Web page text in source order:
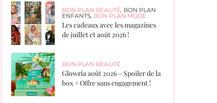
BON PLAN BEAUTÉ BON PLAN
ENFANTS BON PLAN MODE
Les cadeaux avec les magazines
de juillet et août 2026 !
BON PLAN BEAUTÉ
Glowria août 2026 – Spoiler de la
box + Offre sans engagement !